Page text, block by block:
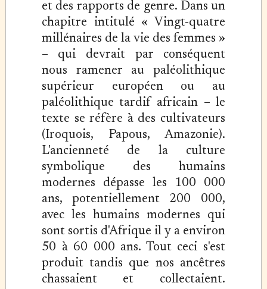
et des rapports de genre. Dans un
chapitre intitulé « Vingt-quatre
millénaires de la vie des femmes »
– qui devrait par conséquent
nous ramener au paléolithique
supérieur européen ou au
paléolithique tardif africain – le
texte se réfère à des cultivateurs
(Iroquois, Papous, Amazonie).
L'ancienneté de la culture
symbolique des humains
modernes dépasse les 100 000
ans, potentiellement 200 000,
avec les humains modernes qui
sont sortis d'Afrique il y a environ
50 à 60 000 ans. Tout ceci s'est
produit tandis que nos ancêtres
chassaient et collectaient.